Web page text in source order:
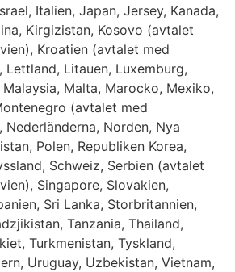
Italien, Japan, Jersey, Kanada,
Kirgizistan, Kosovo (avtalet
Kroatien (avtalet med
Lettland, Litauen, Luxemburg,
Malta, Marocko, Mexiko,
(avtalet med
Nederländerna, Norden, Nya
Polen, Republiken Korea,
Schweiz, Serbien (avtalet
Singapore, Slovakien,
Sri Lanka, Storbritannien,
Tanzania, Thailand,
Turkmenistan, Tyskland,
Uruguay, Uzbekistan, Vietnam,